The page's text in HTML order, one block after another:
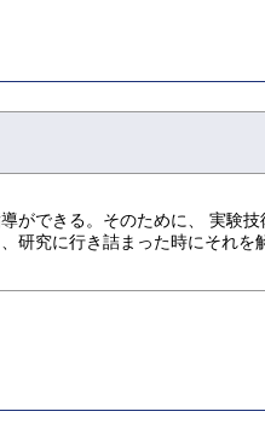
ができる。そのために、 実験
研究に行き詰まった時にそれを